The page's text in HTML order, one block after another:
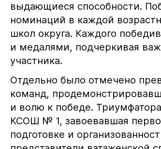
выдающиеся способности.
номинаций в каждой
школ округа. Каждого
и медалями, подчеркивая
участника.
Отдельно было отмечено
команд,
и волю к победе.
КСОШ № 1, завоевавшая
подготовке и